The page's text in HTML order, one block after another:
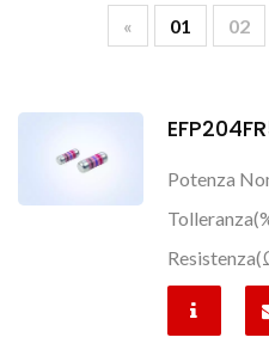
« 01 02
Potenza